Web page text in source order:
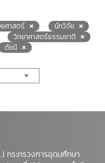
ศาสตร์
นักวิจัย
วิทยาศาสตร์ธรรมชาติ
ดัชนี
กระทรวงการอุดมศึกษา